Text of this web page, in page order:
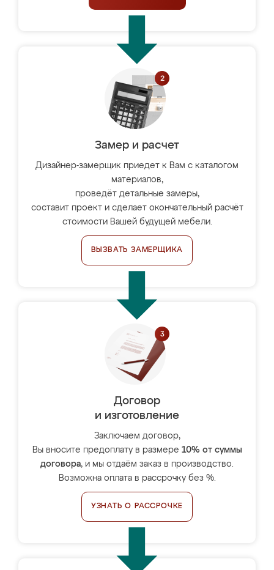
Замер и расчет
Дизайнер-замерщик приедет к Вам с каталогом
материалов,
проведёт детальные замеры,
составит проект и сделает окончательный расчёт
стоимости Вашей будущей мебели.
ВЫЗВАТЬ ЗАМЕРЩИКА
Договор
и изготовление
Заключаем договор,
Вы вносите предоплату в размере 10% от суммы
договора, и мы отдаём заказ в производство.
Возможна оплата в рассрочку без %.
УЗНАТЬ О РАССРОЧКЕ